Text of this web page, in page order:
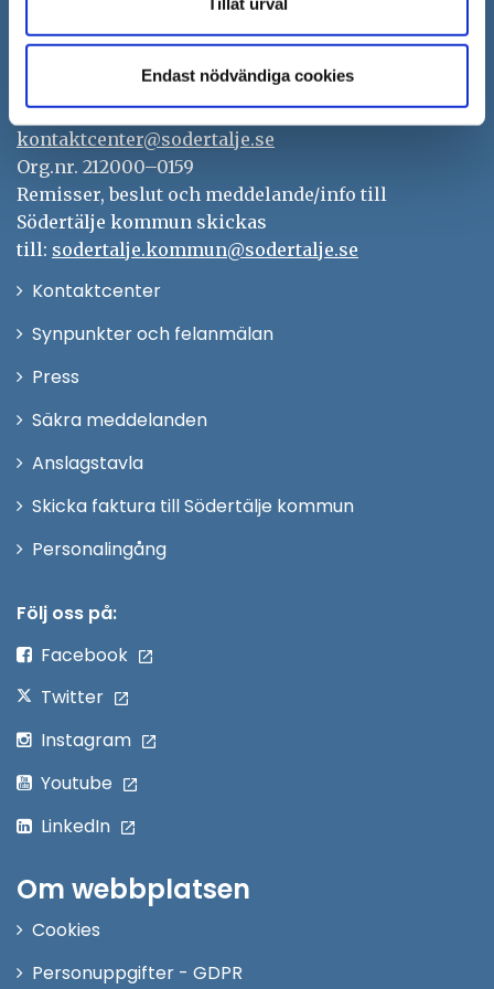
Endast nödvändiga cookies
Södertälje kommun
Besöksadress: Nyköpingsvägen 26
Tfn: 08–523 010 00
kontaktcenter@sodertalje.se
Org.nr. 212000–0159
Remisser, beslut och meddelande/info till
Södertälje kommun skickas
till: sodertalje.kommun@sodertalje.se
KontaktcenterÖppna
Synpunkter och felanmälan
Press
fönster
Säkra meddelanden
Anslagstavla
Skicka faktura till Södertälje kommun
PersonalingångÖppna
Följ oss på:
Facebook
Twitter
Instagram
Youtube
LinkedIn
Om webbplatsen
Cookies
Personuppgifter - GDPR